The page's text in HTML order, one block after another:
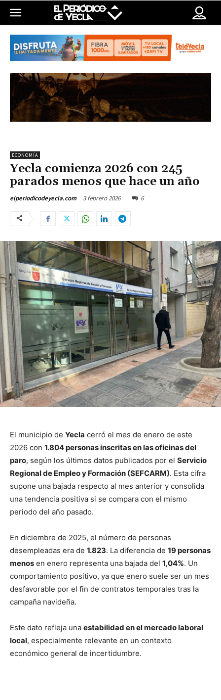
ECONOMÍA
Yecla comienza 2026 con 245
parados menos que hace un año
elperiodicodeyecla.com 3 febrero 2026 6
El municipio de Yecla cerró el mes de enero de este
2026 con 1.804 personas inscritas en las oficinas del
paro, según los últimos datos publicados por el Servicio
Regional de Empleo y Formación (SEFCARM). Esta cifra
supone una bajada respecto al mes anterior y consolida
una tendencia positiva si se compara con el mismo
periodo del año pasado.
En diciembre de 2025, el número de personas
desempleadas era de 1.823. La diferencia de 19 personas
menos en enero representa una bajada del 1,04%. Un
comportamiento positivo, ya que enero suele ser un mes
desfavorable por el fin de contratos temporales tras la
campaña navideña.
Este dato refleja una estabilidad en el mercado laboral
local, especialmente relevante en un contexto
económico general de incertidumbre.